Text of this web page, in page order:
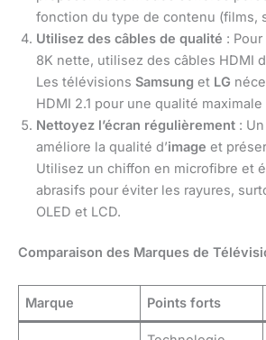
fonction du type de contenu (films,
Utilisez des câbles de qualité :
8K nette, utilisez des câbles HDMI
Les télévisions Samsung et LG
HDMI 2.1 pour une qualité maximale
Nettoyez l’écran régulièrement :
améliore la qualité d’image et
Utilisez un chiffon en microfibre et
abrasifs pour éviter les rayures,
OLED et LCD.
Comparaison des Marques de
Marque Points forts